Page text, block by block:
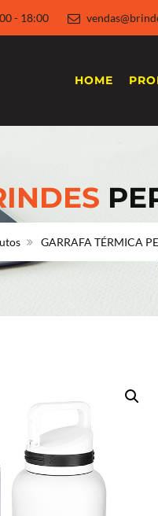
- 18:00
HOME
GARRAFA TÉRMICA